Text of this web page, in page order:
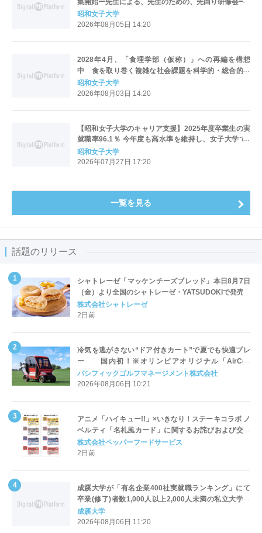
昭和女子大学
2026年08月05日 14:20
2028年4月、「食理学部（仮称）」への再編を構想
中 食を取り巻く複雑な社会課題を科学的・総合的に
解決する人材を育成
昭和女子大学
2026年08月03日 14:20
【昭和女子大学のキャリア支援】2025年度卒業生の実
就職率96.1％ 今年度も高水準を維持し、女子大学で2
位・全大学で11位
昭和女子大学
2026年07月27日 17:20
一覧を見る
話題のリリース
シャトレーゼ「マッケンチーズブレッド」本日8月7日
（金）より全国のシャトレーゼ・YATSUDOKIで発売
株式会社シャトレーゼ
2日前
冷気を逃がさない“ドア付きカート”で夏でも快適プレ
ー 国内初！※オリンピアオリジナル「AirCon
Cart（エアコンカート）」導入 | ＰＧＭ
パシフィックゴルフマネージメント株式会社
2026年08月06日 10:21
アニメ「ハイキュー!!」×いきなり！ステーキコラボ ノ
ベルティ「名札風カード」に関するお詫びおよび交換
対応についてのご案内
株式会社ペッパーフードサービス
2日前
成蹊大学が「有名企業400社実就職ランキング」にて
卒業(修了)者数1,000人以上2,000人未満の私立大学で
全国第1位を獲得！～実就職率は26.5%（前年比＋
4.3pt）に伸長、東京の私立大学でも10位にランクイン
成蹊大学
2026年08月06日 11:20